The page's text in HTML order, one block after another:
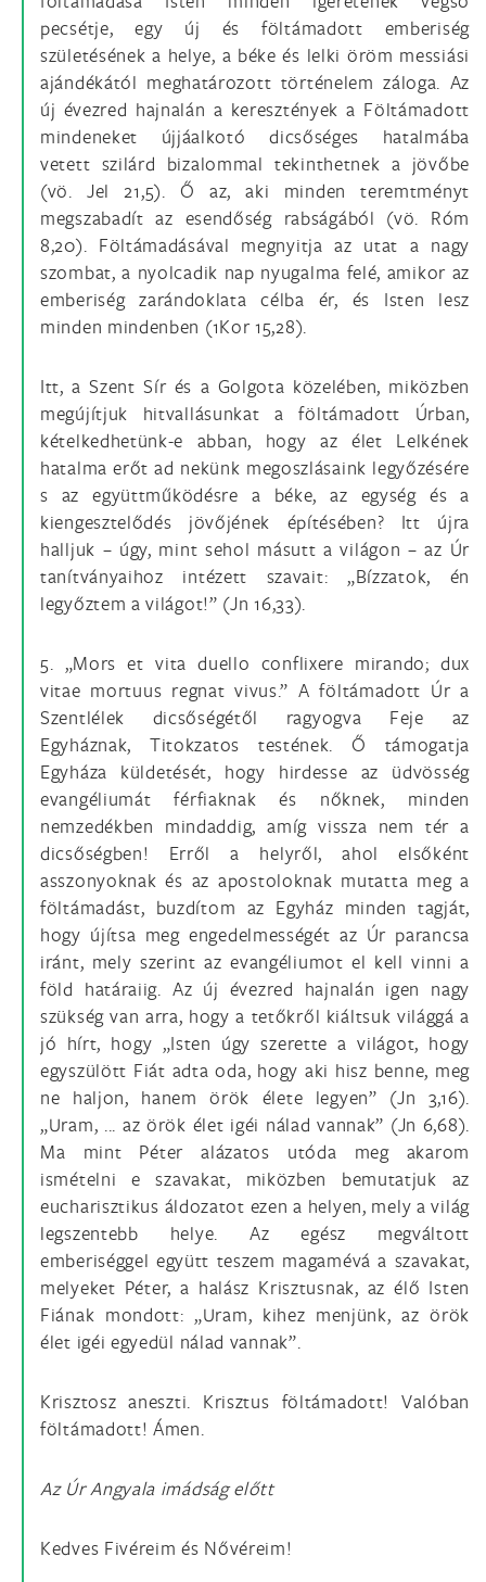
pecsétje, egy új és föltámadott emberiség
születésének a helye, a béke és lelki öröm messiási
ajándékától meghatározott történelem záloga. Az
új évezred hajnalán a keresztények a Föltámadott
mindeneket újjáalkotó dicsőséges hatalmába
vetett szilárd bizalommal tekinthetnek a jövőbe
(vö. Jel 21,5). Ő az, aki minden teremtményt
megszabadít az esendőség rabságából (vö. Róm
8,20). Föltámadásával megnyitja az utat a nagy
szombat, a nyolcadik nap nyugalma felé, amikor az
emberiség zarándoklata célba ér, és Isten lesz
minden mindenben (1Kor 15,28).
Itt, a Szent Sír és a Golgota közelében, miközben
megújítjuk hitvallásunkat a föltámadott Úrban,
kételkedhetünk-e abban, hogy az élet Lelkének
hatalma erőt ad nekünk megoszlásaink legyőzésére
s az együttműködésre a béke, az egység és a
kiengesztelődés jövőjének építésében? Itt újra
halljuk – úgy, mint sehol másutt a világon – az Úr
tanítványaihoz intézett szavait: „Bízzatok, én
legyőztem a világot!” (Jn 16,33).
5. „Mors et vita duello conflixere mirando; dux
vitae mortuus regnat vivus.” A föltámadott Úr a
Szentlélek dicsőségétől ragyogva Feje az
Egyháznak, Titokzatos testének. Ő támogatja
Egyháza küldetését, hogy hirdesse az üdvösség
evangéliumát férfiaknak és nőknek, minden
nemzedékben mindaddig, amíg vissza nem tér a
dicsőségben! Erről a helyről, ahol elsőként
asszonyoknak és az apostoloknak mutatta meg a
föltámadást, buzdítom az Egyház minden tagját,
hogy újítsa meg engedelmességét az Úr parancsa
iránt, mely szerint az evangéliumot el kell vinni a
föld határaiig. Az új évezred hajnalán igen nagy
szükség van arra, hogy a tetőkről kiáltsuk világgá a
jó hírt, hogy „Isten úgy szerette a világot, hogy
egyszülött Fiát adta oda, hogy aki hisz benne, meg
ne haljon, hanem örök élete legyen” (Jn 3,16).
„Uram, ... az örök élet igéi nálad vannak” (Jn 6,68).
Ma mint Péter alázatos utóda meg akarom
ismételni e szavakat, miközben bemutatjuk az
eucharisztikus áldozatot ezen a helyen, mely a világ
legszentebb helye. Az egész megváltott
emberiséggel együtt teszem magamévá a szavakat,
melyeket Péter, a halász Krisztusnak, az élő Isten
Fiának mondott: „Uram, kihez menjünk, az örök
élet igéi egyedül nálad vannak”.
Krisztosz aneszti. Krisztus föltámadott! Valóban
föltámadott! Ámen.
Az Úr Angyala imádság előtt
Kedves Fivéreim és Nővéreim!